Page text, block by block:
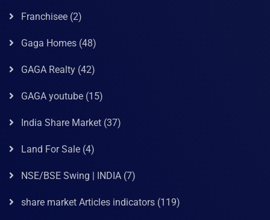
Franchisee (2)
Gaga Homes (48)
GAGA Realty (42)
GAGA youtube (15)
India Share Market (37)
Land For Sale (4)
NSE/BSE Swing | INDIA (7)
share market Articles indicators (119)